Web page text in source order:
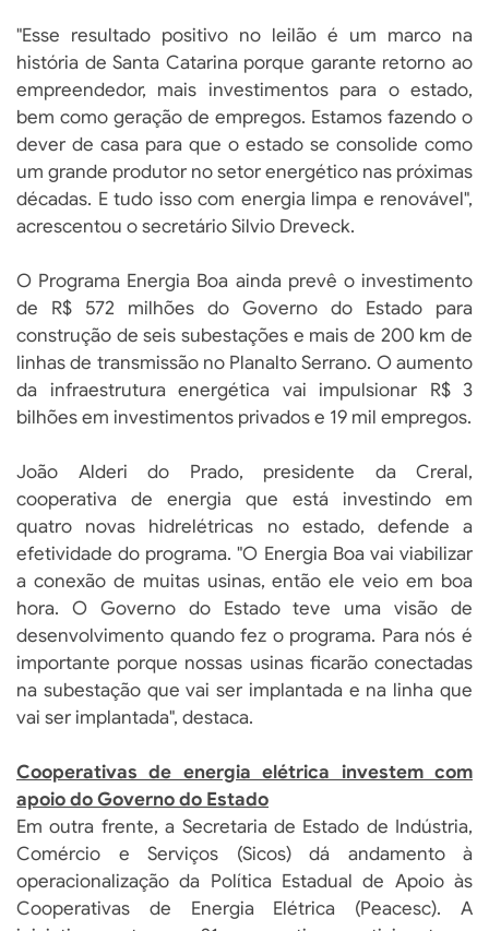
"Esse resultado positivo no leilão é um marco na
história de Santa Catarina porque garante retorno ao
empreendedor, mais investimentos para o estado,
bem como geração de empregos. Estamos fazendo o
dever de casa para que o estado se consolide como
um grande produtor no setor energético nas próximas
décadas. E tudo isso com energia limpa e renovável",
acrescentou o secretário Silvio Dreveck.
O Programa Energia Boa ainda prevê o investimento
de R$ 572 milhões do Governo do Estado para
construção de seis subestações e mais de 200 km de
linhas de transmissão no Planalto Serrano. O aumento
da infraestrutura energética vai impulsionar R$ 3
bilhões em investimentos privados e 19 mil empregos.
João Alderi do Prado, presidente da Creral,
cooperativa de energia que está investindo em
quatro novas hidrelétricas no estado, defende a
efetividade do programa. "O Energia Boa vai viabilizar
a conexão de muitas usinas, então ele veio em boa
hora. O Governo do Estado teve uma visão de
desenvolvimento quando fez o programa. Para nós é
importante porque nossas usinas ficarão conectadas
na subestação que vai ser implantada e na linha que
vai ser implantada", destaca.
Cooperativas de energia elétrica investem com
apoio do Governo do Estado
Em outra frente, a Secretaria de Estado de Indústria,
Comércio e Serviços (Sicos) dá andamento à
operacionalização da Política Estadual de Apoio às
Cooperativas de Energia Elétrica (Peacesc). A